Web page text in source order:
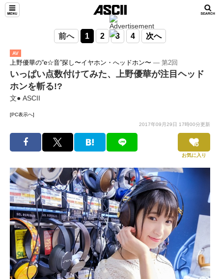
前へ 1 2 3 4 次へ
AV
上野優華の“e☆音”探し〜イヤホン・へッドホン〜 ― 第2回
いっぱい点数付けてみた、上野優華が注目ヘッド
ホンを斬る!?
文● ASCII
[PC表示へ]
2017年09月29日 17時00分更新
お気に入り